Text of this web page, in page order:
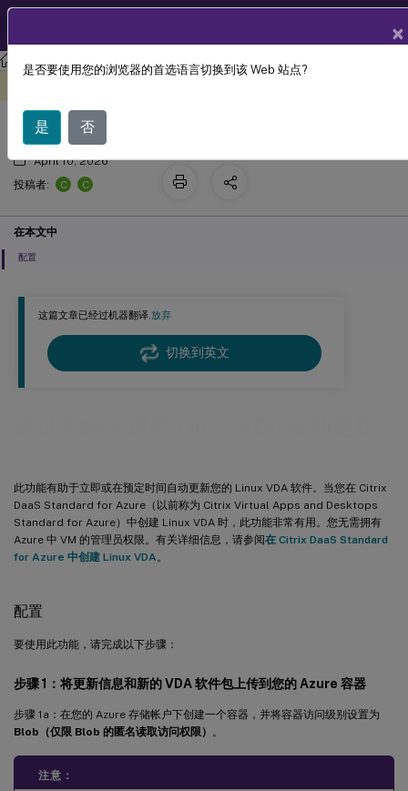
Linux 虚拟投递代理 Linux 虚拟投递代理 2204
这篇文章已经过机器翻译.放弃
切换到英文
此功能有助于立即或在预定时间自动更新您的 Linux VDA 软件。当您在 Citrix
DaaS Standard for Azure（以前称为 Citrix Virtual Apps and Desktops
Standard for Azure）中创建 Linux VDA 时，此功能非常有用。您无需拥有
Azure 中 VM 的管理员权限。有关详细信息，请参阅在 Citrix DaaS Standard
for Azure 中创建 Linux VDA 。
配置
要使用此功能，请完成以下步骤：
步骤 1：将更新信息和新的 VDA 软件包上传到您的 Azure 容器
步骤 1a：在您的 Azure 存储帐户下创建一个容器，并将容器访问级别设置为
Blob（仅限 Blob 的匿名读取访问权限）
。
注意：
通过 Azure 进行 Linux VDA 自动更新
April 10, 2026
投稿者:
C C
在本文中
配置
×
是否要使用您的浏览器的首选语言切换到该 Web 站点?
是 否